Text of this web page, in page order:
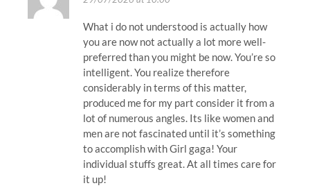
What i do not understood is actually how
you are now not actually a lot more well-
preferred than you might be now. You’re so
intelligent. You realize therefore
considerably in terms of this matter,
produced me for my part consider it from a
lot of numerous angles. Its like women and
men are not fascinated until it’s something
to accomplish with Girl gaga! Your
individual stuffs great. At all times care for
it up!